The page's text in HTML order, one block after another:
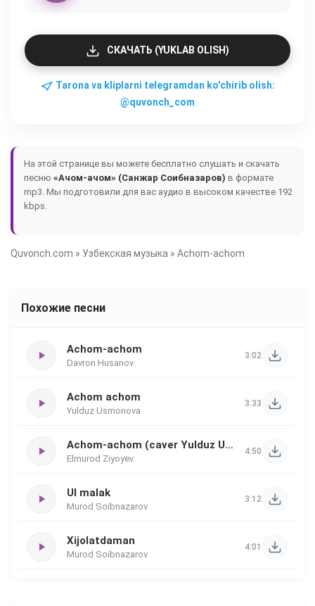
СКАЧАТЬ (YUKLAB OLISH)
Tarona va kliplarni telegramdan ko'chirib olish:
@quvonch_com
На этой странице вы можете бесплатно слушать и скачать
песню «Ачом-ачом» (Санжар Соибназаров) в формате
mp3. Мы подготовили для вас аудио в высоком качестве 192
kbps.
Quvonch.com » Узбекская музыка » Achom-achom
Похожие песни
Achom-achom
Davron Husanov
3:02
Achom achom
Yulduz Usmonova
3:33
Achom-achom (caver Yulduz Usmonova)
Elmurod Ziyoyev
4:50
Ul malak
Murod Soibnazarov
3:12
Xijolatdaman
Murod Soibnazarov
4:01